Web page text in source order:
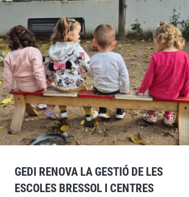
GEDI RENOVA LA GESTIÓ DE LES
ESCOLES BRESSOL I CENTRES